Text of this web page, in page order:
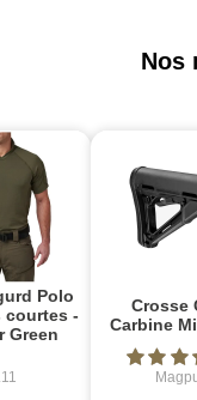
Nos
Polo
courtes -
Green
Crosse
Carbine